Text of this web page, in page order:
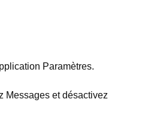
Paramètres.
Messages et désactivez